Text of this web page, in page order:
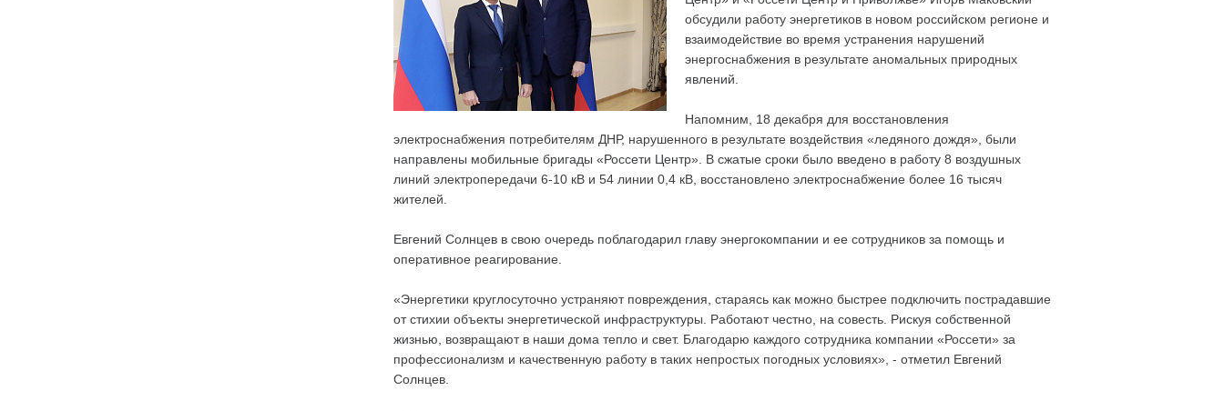
обсудили работу энергетиков в новом российском регионе и
взаимодействие во время устранения нарушений
энергоснабжения в результате аномальных природных
явлений.
Напомним, 18 декабря для восстановления
электроснабжения потребителям ДНР, нарушенного в результате воздействия «ледяного дождя», были
направлены мобильные бригады «Россети Центр». В сжатые сроки было введено в работу 8 воздушных
линий электропередачи 6-10 кВ и 54 линии 0,4 кВ, восстановлено электроснабжение более 16 тысяч
жителей.
Евгений Солнцев в свою очередь поблагодарил главу энергокомпании и ее сотрудников за помощь и
оперативное реагирование.
«Энергетики круглосуточно устраняют повреждения, стараясь как можно быстрее подключить пострадавшие
от стихии объекты энергетической инфраструктуры. Работают честно, на совесть. Рискуя собственной
жизнью, возвращают в наши дома тепло и свет. Благодарю каждого сотрудника компании «Россети» за
профессионализм и качественную работу в таких непростых погодных условиях», - отметил Евгений
Солнцев.